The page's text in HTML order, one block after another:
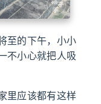
至的下午，小小
不小心就把人吸
里应该都有这样